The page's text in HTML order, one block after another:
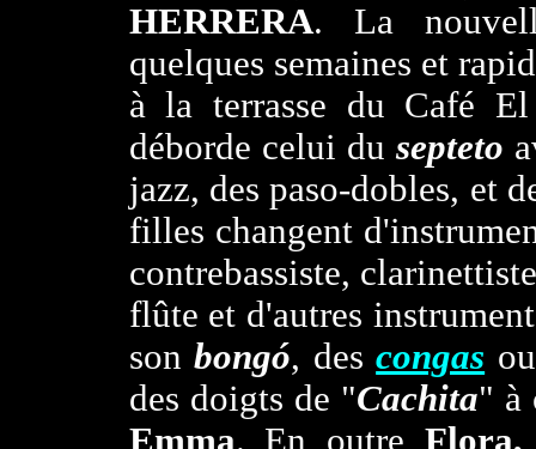
HERRERA. La
quelques semaines et
à la terrasse du Café
déborde celui dusepteto
jazz, des paso-dobles, et
filles changent
contrebassiste,
flûte et d'autres
sonbongó, descongas
des doigts de "Cachita" à
Emma. En outre Flora,